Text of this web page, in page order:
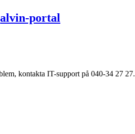
alvin-portal
kontakta IT-support på 040-34 27 27.